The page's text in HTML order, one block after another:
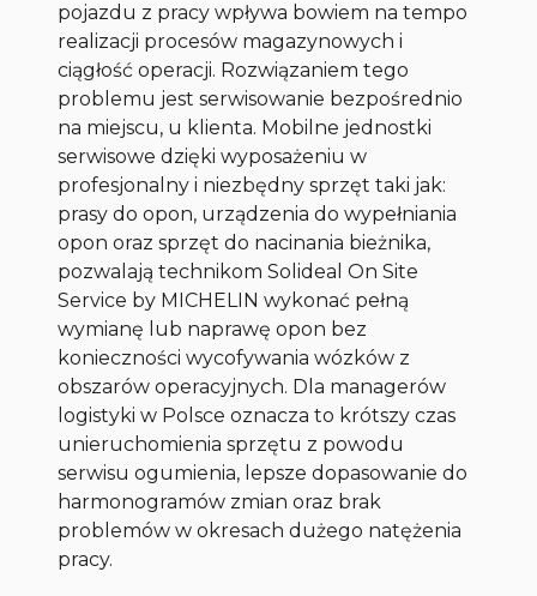
pojazdu z pracy wpływa bowiem na tempo
realizacji procesów magazynowych i
ciągłość operacji. Rozwiązaniem tego
problemu jest serwisowanie bezpośrednio
na miejscu, u klienta. Mobilne jednostki
serwisowe dzięki wyposażeniu w
profesjonalny i niezbędny sprzęt taki jak:
prasy do opon, urządzenia do wypełniania
opon oraz sprzęt do nacinania bieżnika,
pozwalają technikomSolideal On Site
Service by MICHELIN wykonać pełną
wymianę lub naprawę opon bez
konieczności wycofywania wózków z
obszarów operacyjnych. Dla managerów
logistyki w Polsce oznacza to krótszy czas
unieruchomienia sprzętu z powodu
serwisu ogumienia, lepsze dopasowanie do
harmonogramów zmian oraz brak
problemów w okresach dużego natężenia
pracy.